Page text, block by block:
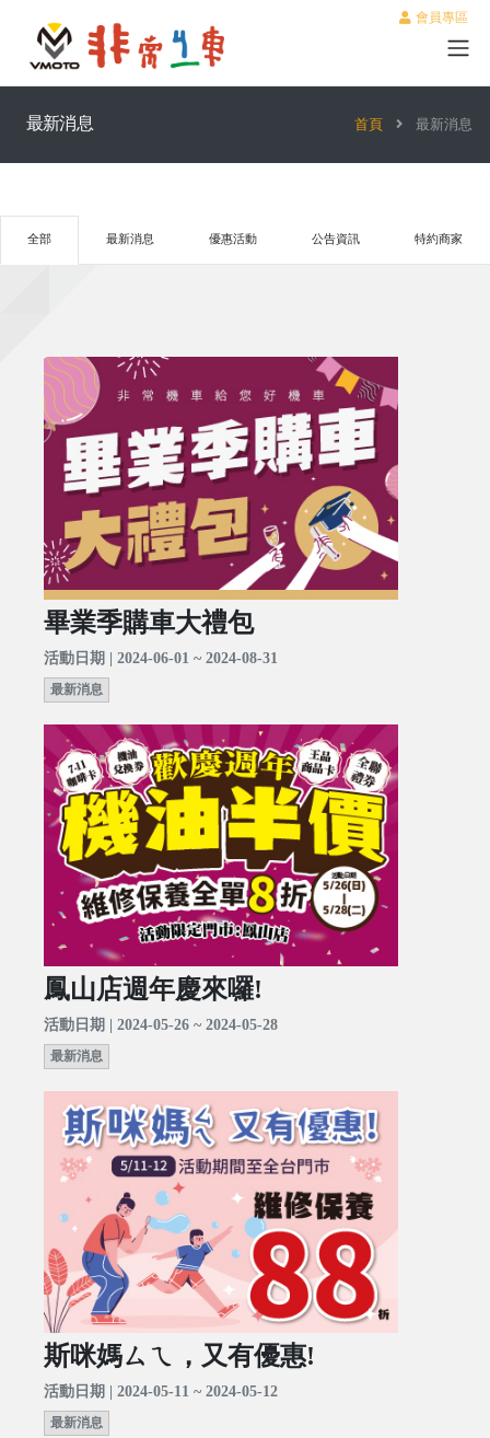
會員專區
最新消息 首頁 最新消息
全部 最新消息 優惠活動 公告資訊 特約商家
畢業季購車大禮包
活動日期 | 2024-06-01 ~ 2024-08-31
最新消息
鳳山店週年慶來囉!
活動日期 | 2024-05-26 ~ 2024-05-28
最新消息
斯咪媽ㄙㄟ，又有優惠!
活動日期 | 2024-05-11 ~ 2024-05-12
最新消息